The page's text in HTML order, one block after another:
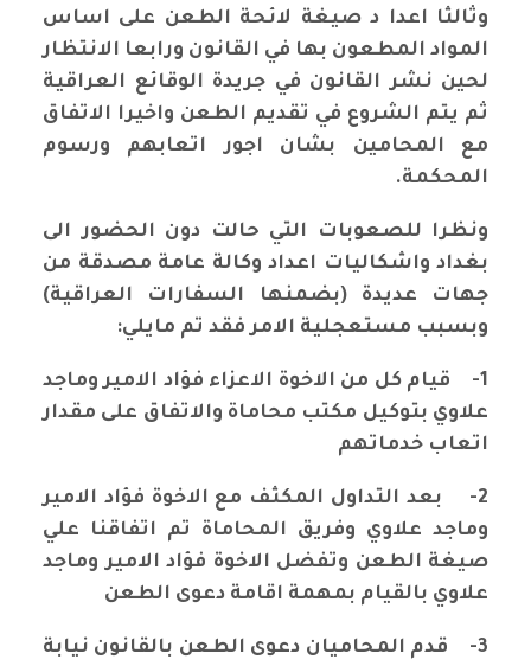
وثالثا اعدا د صيغة لائحة الطعن على اساس
المواد المطعون بها في القانون ورابعا الانتظار
لحين نشر القانون في جريدة الوقائع العراقية
ثم يتم الشروع في تقديم الطعن واخيرا الاتفاق
مع المحامين بشان اجور اتعابهم ورسوم
المحكمة.
ونظرا للصعوبات التي حالت دون الحضور الى
بغداد واشكاليات اعداد وكالة عامة مصدقة من
جهات عديدة (بضمنها السفارات العراقية)
وبسبب مستعجلية الامر فقد تم مايلي:
1-
قيام كل من الاخوة الاعزاء فؤاد الامير وماجد
علاوي بتوكيل مكتب محاماة والاتفاق على مقدار
اتعاب خدماتهم
2-
بعد التداول المكثف مع الاخوة فؤاد الامير
وماجد علاوي وفريق المحاماة تم اتفاقنا علي
صيغة الطعن وتفضل الاخوة فؤاد الامير وماجد
علاوي بالقيام بمهمة اقامة دعوى الطعن
3-
قدم المحاميان دعوى الطعن بالقانون نيابة